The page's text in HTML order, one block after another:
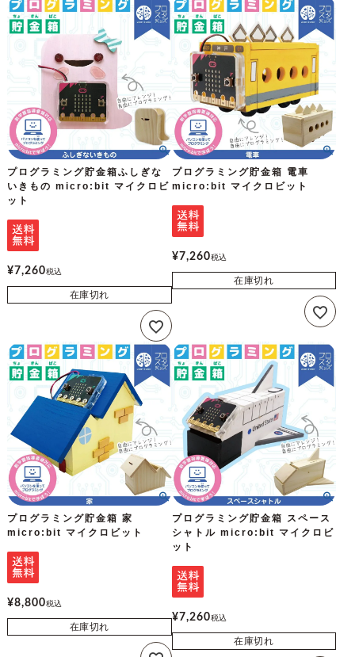
プログラミング貯金箱ふしぎな
いきもの micro:bit マイクロビ
ット
¥7,260税込
在庫切れ
プログラミング貯金箱 電車
micro:bit マイクロビット
¥7,260税込
在庫切れ
プログラミング貯金箱 家
micro:bit マイクロビット
¥8,800税込
在庫切れ
プログラミング貯金箱 スペース
シャトル micro:bit マイクロビ
ット
¥7,260税込
在庫切れ